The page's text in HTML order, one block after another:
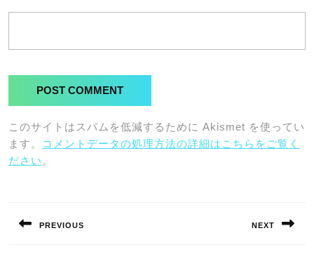
このサイトはスパムを低減するために Akismet を使ってい
ます。
コメントデータの処理方法の詳細はこちらをご覧く
ださい 。
ナ
PREVIOUS NEXT